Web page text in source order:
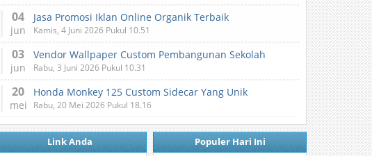
04
jun
Jasa Promosi Iklan Online Organik Terbaik
Kamis, 4 Juni 2026 Pukul 10.51
03
jun
Vendor Wallpaper Custom Pembangunan Sekolah
Rabu, 3 Juni 2026 Pukul 10.31
20
mei
Honda Monkey 125 Custom Sidecar Yang Unik
Rabu, 20 Mei 2026 Pukul 18.16
Link Anda
Populer Hari Ini